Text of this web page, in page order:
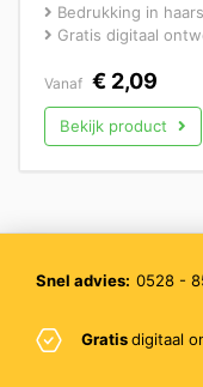
Bedrukking in
Gratis digitaal
Vanaf € 2,09
Bekijk product
Snel advies: 0528 -
Gratisdigitaal